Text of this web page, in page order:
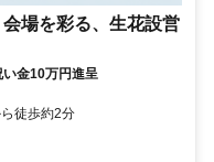
場を彩る、生花設営
金10万円進呈
徒歩約2分